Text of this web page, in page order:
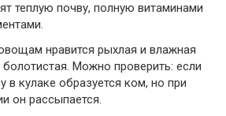
теплую почву, полную витаминами
нравится рыхлая и влажная
болотистая. Можно проверить: если
в кулаке образуется ком, но при
он рассыпается.